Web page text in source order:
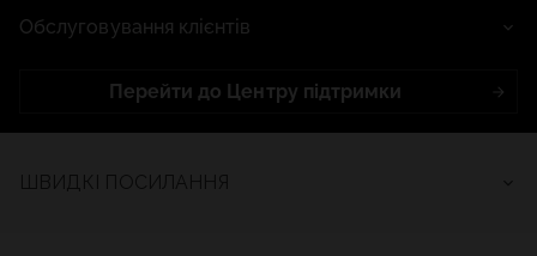
Обслуговування клієнтів
Перейти до Центру підтримки